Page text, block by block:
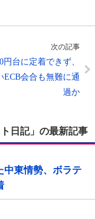
次の記事
円台に定着できず、
ECB会合も無難に通
過か
日記」の最新記事
中東情勢、ボラテ